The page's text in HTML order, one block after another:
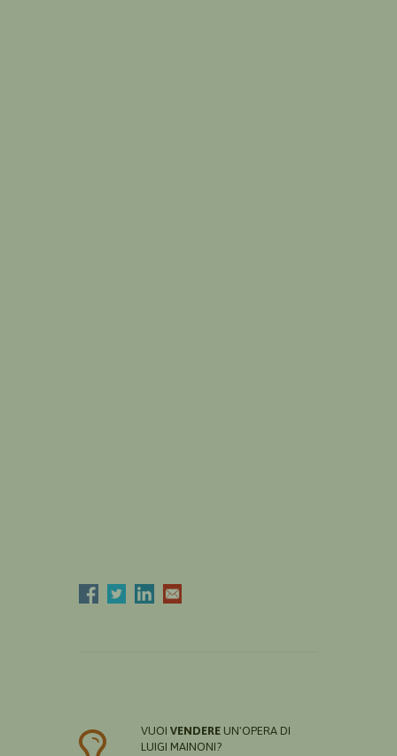
VUOI VENDERE UN'OPERA DI
LUIGI MAINONI?